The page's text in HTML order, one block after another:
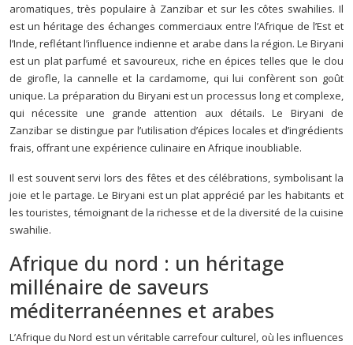
aromatiques, très populaire à Zanzibar et sur les côtes swahilies. Il
est un héritage des échanges commerciaux entre l’Afrique de l’Est et
l’Inde, reflétant l’influence indienne et arabe dans la région. Le Biryani
est un plat parfumé et savoureux, riche en épices telles que le clou
de girofle, la cannelle et la cardamome, qui lui confèrent son goût
unique. La préparation du Biryani est un processus long et complexe,
qui nécessite une grande attention aux détails. Le Biryani de
Zanzibar se distingue par l’utilisation d’épices locales et d’ingrédients
frais, offrant une expérience culinaire en Afrique inoubliable.
Il est souvent servi lors des fêtes et des célébrations, symbolisant la
joie et le partage. Le Biryani est un plat apprécié par les habitants et
les touristes, témoignant de la richesse et de la diversité de la cuisine
swahilie.
Afrique du nord : un héritage
millénaire de saveurs
méditerranéennes et arabes
L’Afrique du Nord est un véritable carrefour culturel, où les influences